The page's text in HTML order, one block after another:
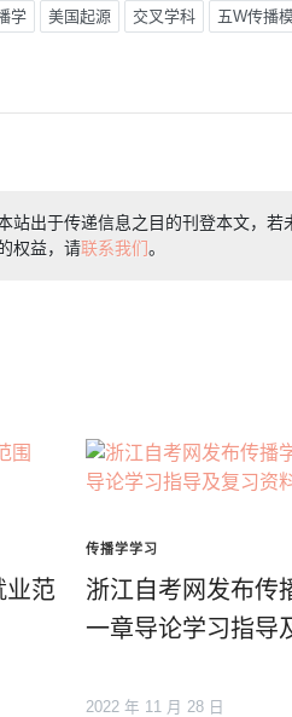
学 美国起源 交叉学科 五W传播
站出于传递信息之目的刊登本文，
权益，请联系我们。
业范
传播学学习
浙江自考网发布传
一章导论学习指导
2022 年 11 月 28 日